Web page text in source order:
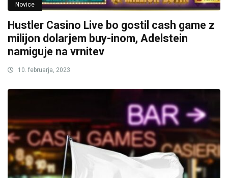
Novice
Hustler Casino Live bo gostil cash game z
milijon dolarjem buy-inom, Adelstein
namiguje na vrnitev
10. februarja, 2023